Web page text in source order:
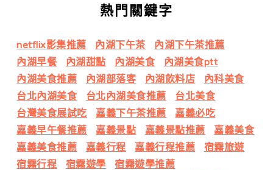
熱門關鍵字
netflix影集推薦 內湖下午茶
內湖下午茶推薦
內湖早餐
內湖甜點 內湖美食
內湖美食ptt
內湖美食推薦
內湖部落客 內湖飲料店
內科美食
台北內湖美食
台北內湖美食推薦
台北美食
台灣美食展試吃
嘉義下午茶推薦
嘉義必吃
嘉義早午餐推薦
嘉義景點 嘉義景點推薦
嘉義美食
嘉義美食推薦
嘉義行程 嘉義行程推薦
宿霧旅遊
宿霧行程
宿霧遊學
宿霧遊學推薦